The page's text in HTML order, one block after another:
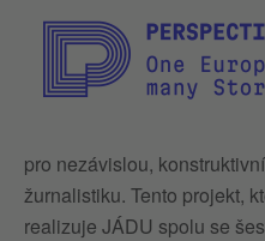
pro nezávislou,
žurnalistiku. Tento projekt,
realizuje JÁDU spolu se